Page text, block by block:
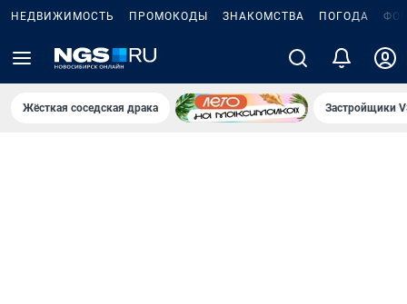
НЕДВИЖИМОСТЬ ПРОМОКОДЫ ЗНАКОМСТВА ПОГОДА
Жёсткая соседская драка Застройщики